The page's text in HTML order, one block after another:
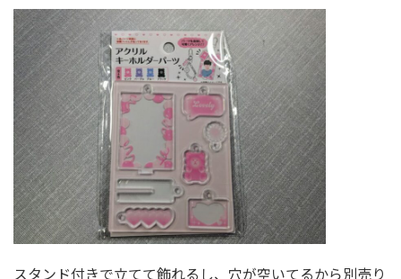
スタンド付きで立てて飾れるし、穴が空いてるから別売り